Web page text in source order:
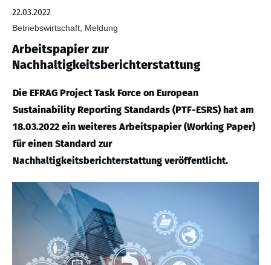
22.03.2022
Betriebswirtschaft, Meldung
Arbeitspapier zur
Nachhaltigkeitsberichterstattung
Die EFRAG Project Task Force on European
Sustainability Reporting Standards (PTF-ESRS) hat am
18.03.2022 ein weiteres Arbeitspapier (Working Paper)
für einen Standard zur
Nachhaltigkeitsberichterstattung veröffentlicht.